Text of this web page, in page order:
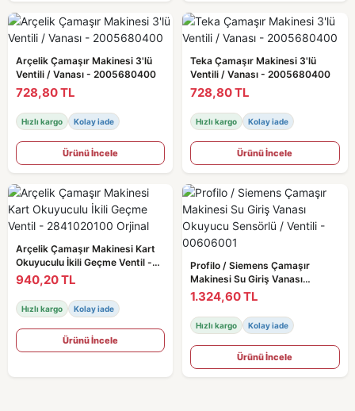
Arçelik Çamaşır Makinesi 3'lü
Ventili / Vanası - 2005680400
728,80 TL
Hızlı kargo Kolay iade
Ürünü İncele
Teka Çamaşır Makinesi 3'lü
Ventili / Vanası - 2005680400
728,80 TL
Hızlı kargo Kolay iade
Ürünü İncele
Arçelik Çamaşır Makinesi Kart
Okuyuculu İkili Geçme Ventil -
2841020100 Orjinal
940,20 TL
Hızlı kargo Kolay iade
Ürünü İncele
Profilo / Siemens Çamaşır
Makinesi Su Giriş Vanası
Okuyucu Sensörlü / Ventili -
00606001
1.324,60 TL
Hızlı kargo Kolay iade
Ürünü İncele